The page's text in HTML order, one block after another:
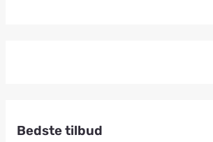
Bedste tilbud